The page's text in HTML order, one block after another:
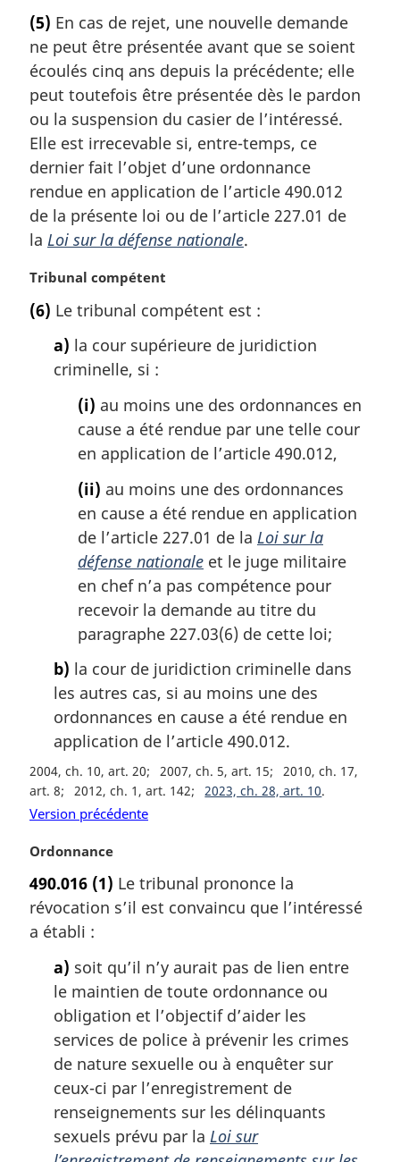
:t
e
m
a
r
g
i
n
a
e
:
(5) En cas de rejet, une nouvelle demande
ne peut être présentée avant que se soient
écoulés cinq ans depuis la précédente; elle
peut toutefois être présentée dès le pardon
ou la suspension du casier de l’intéressé.
Elle est irrecevable si, entre-temps, ce
dernier fait l’objet d’une ordonnance
rendue en application de l’article 490.012
de la présente loi ou de l’article 227.01 de
la Loi sur la défense nationale.
N
t
Tribunal compétent
(6) Le tribunal compétent est :
a) la cour supérieure de juridiction
criminelle, si :
(i) au moins une des ordonnances en
cause a été rendue par une telle cour
en application de l’article 490.012,
(ii) au moins une des ordonnances
en cause a été rendue en application
de l’article 227.01 de la Loi sur la
défense nationale et le juge militaire
en chef n’a pas compétence pour
recevoir la demande au titre du
paragraphe 227.03(6) de cette loi;
b) la cour de juridiction criminelle dans
les autres cas, si au moins une des
ordonnances en cause a été rendue en
application de l’article 490.012.
2004, ch. 10, art. 20 2007, ch. 5, art. 15
2010, ch. 17,
art. 8
2012, ch. 1, art. 142 2023, ch. 28, art. 10
Version précédente
N
t
e
m
Ordonnance
490.016 (1) Le tribunal prononce la
révocation s’il est convaincu que l’intéressé
a établi :
a) soit qu’il n’y aurait pas de lien entre
le maintien de toute ordonnance ou
obligation et l’objectif d’aider les
services de police à prévenir les crimes
de nature sexuelle ou à enquêter sur
ceux-ci par l’enregistrement de
renseignements sur les délinquants
sexuels prévu par la Loi sur